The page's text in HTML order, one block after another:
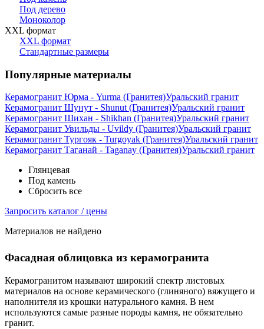
Под дерево
Моноколор
XXL формат
XXL формат
Стандартные размеры
Популярные материалы
Керамогранит Юрма - Yurma (Гранитея)Уральский гранит
Керамогранит Шунут - Shunut (Гранитея)Уральский гранит
Керамогранит Шихан - Shikhan (Гранитея)Уральский гранит
Керамогранит Увильды - Uvildy (Гранитея)Уральский гранит
Керамогранит Тургояк - Turgoyak (Гранитея)Уральский гранит
Керамогранит Таганай - Taganay (Гранитея)Уральский гранит
Глянцевая
Под камень
Сбросить все
Запросить каталог / цены
Материалов не найдено
Фасадная облицовка из керамогранита
Керамогранитом называют широкий спектр листовых
материалов на основе керамического (глиняного) вяжущего и
наполнителя из крошки натурального камня. В нем
используются самые разные породы камня, не обязательно
гранит.